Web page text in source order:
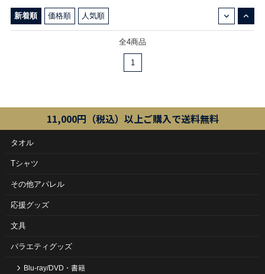
新着順 価格順 人気順
全4商品
1
11,000円（税込）以上ご購入で送料無料
タオル
Tシャツ
その他アパレル
応援グッズ
文具
バラエティグッズ
Blu-ray/DVD・書籍